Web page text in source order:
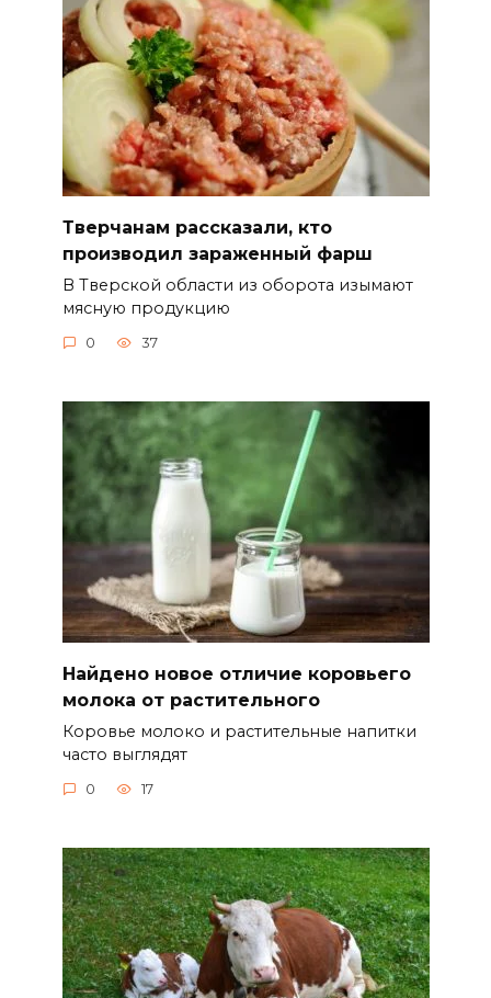
Тверчанам рассказали, кто
производил зараженный фарш
В Тверской области из оборота изымают
мясную продукцию
0 37
Найдено новое отличие коровьего
молока от растительного
Коровье молоко и растительные напитки
часто выглядят
0 17